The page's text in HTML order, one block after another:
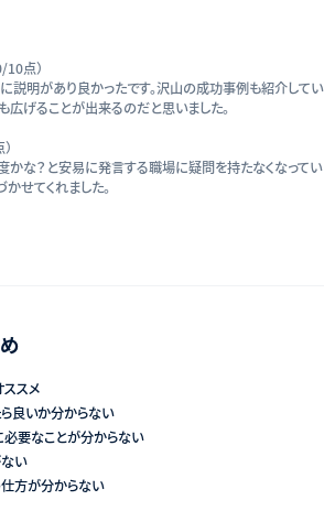
点）
説明があり良かったです。沢山の成功事例も紹介してい
広げることが出来るのだと思いました。
な？と安易に発言する職場に疑問を持たなくなってい
せてくれました。
スメ
良いか分からない
要なことが分からない
い
方が分からない